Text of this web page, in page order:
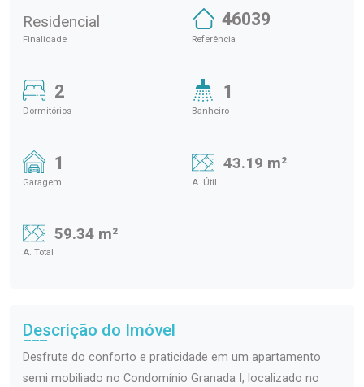
Residencial
Finalidade
46039
Referência
2
Dormitórios
1
Banheiro
1
Garagem
43.19 m²
A. Útil
59.34 m²
A. Total
Descrição do Imóvel
Desfrute do conforto e praticidade em um apartamento
semi mobiliado no Condomínio Granada I, localizado no